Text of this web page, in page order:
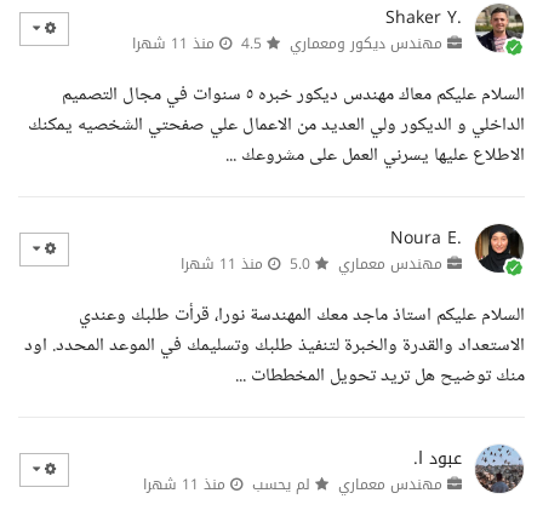
Shaker Y.
مهندس ديكور ومعماري منذ 11 شهرا
السلام عليكم معاك مهندس ديكور خبره ٥ سنوات في مجال التصميم
الداخلي و الديكور ولي العديد من الاعمال علي صفحتي الشخصيه يمكنك
الاطلاع عليها يسرني العمل على مشروعك ...
Noura E.
مهندس معماري منذ 11 شهرا
السلام عليكم استاذ ماجد معك المهندسة نورا، قرأت طلبك وعندي
الاستعداد والقدرة والخبرة لتنفيذ طلبك وتسليمك في الموعد المحدد. اود
منك توضيح هل تريد تحويل المخططات ...
عبود ا.
مهندس معماري لم يحسب منذ 11 شهرا